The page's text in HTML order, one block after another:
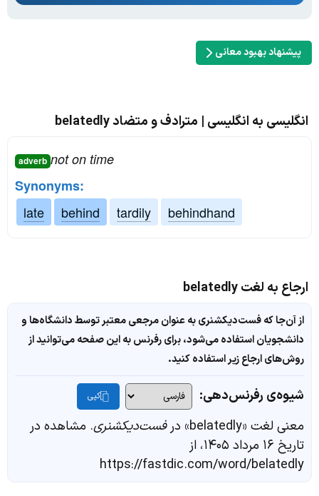
پیشنهاد بهبود معانی
انگلیسی به انگلیسی | مترادف و متضاد belatedly
adverb not on time
Synonyms:
late
behind tardily behindhand
ارجاع به لغت belatedly
از آن‌جا که فست‌دیکشنری به عنوان مرجعی معتبر توسط دانشگاه‌ها و
دانشجویان استفاده می‌شود، برای رفرنس به این صفحه می‌توانید از
روش‌های ارجاع زیر استفاده کنید.
شیوه‌ی رفرنس‌دهی: کپی
معنی لغت «belatedly» در فست‌دیکشنری. مشاهده در
تاریخ ۱۶ مرداد ۱۴۰۵، از
https://fastdic.com/word/belatedly